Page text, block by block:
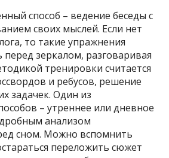
способ – ведение беседы с
своих мыслей. Если нет
то такие упражнения
зеркалом, разговаривая
тренировки считается
и ребусов, решение
задачек. Один из
– утреннее или дневное
анализом
сном. Можно вспомнить
переложить сюжет